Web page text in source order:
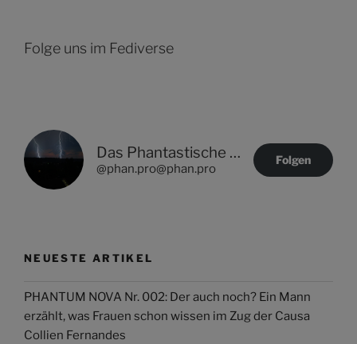
Folge uns im Fediverse
Das Phantastische Projekt - PHAN.PRO
@phan.pro@phan.pro
Folgen
NEUESTE ARTIKEL
PHANTUM NOVA Nr. 002: Der auch noch? Ein Mann
erzählt, was Frauen schon wissen im Zug der Causa
Collien Fernandes